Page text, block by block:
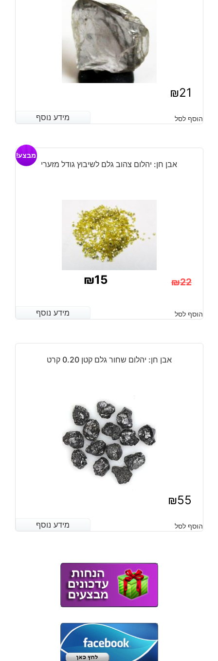
₪21
מידע נוסף הוסף לסל מידע נוסף
אבן חן: יהלום צהוב גלם לשיבוץ גודל מזערי
מבצע!
₪22
המקורי
₪15
הנוכחי
מידע נוסף הוסף לסל מידע נוסף
אבן חן: יהלום שחור גלם קטן 0.20 קרט
₪55
מידע נוסף הוסף לסל מידע נוסף